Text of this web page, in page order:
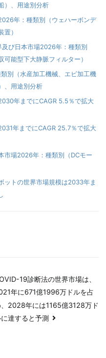
）、用途別分析
年：種類別（ウェハーボンデ
）
び日本市場2026年：種類別
可能型下大静脈フィルター）
別（水産加工機械、エビ加工機
、用途別分析
年までにCAGR 5.5％で拡大
年までにCAGR 25.7％で拡大
市場2026年：種類別（DCモー
ットの世界市場規模は2033年ま
19診断法の世界市場は、
年に671億1996万ドルを占
2028年には1165億3128万ド
に達すると予測